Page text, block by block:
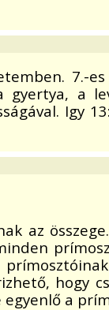
7.-
a
Igy
az
hogy
a